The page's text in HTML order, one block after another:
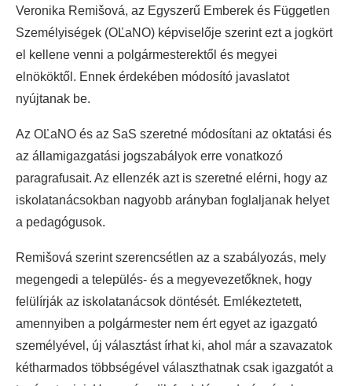
Veronika Remišová, az Egyszerű Emberek és Független
Személyiségek (OĽaNO) képviselője szerint ezt a jogkört
el kellene venni a polgármesterektől és megyei
elnököktől. Ennek érdekében módosító javaslatot
nyújtanak be.
Az OĽaNO és az SaS szeretné módosítani az oktatási és
az államigazgatási jogszabályok erre vonatkozó
paragrafusait. Az ellenzék azt is szeretné elérni, hogy az
iskolatanácsokban nagyobb arányban foglaljanak helyet
a pedagógusok.
Remišová szerint szerencsétlen az a szabályozás, mely
megengedi a település- és a megyevezetőknek, hogy
felülírják az iskolatanácsok döntését. Emlékeztetett,
amennyiben a polgármester nem ért egyet az igazgató
személyével, új választást írhat ki, ahol már a szavazatok
kétharmados többségével választhatnak csak igazgatót a